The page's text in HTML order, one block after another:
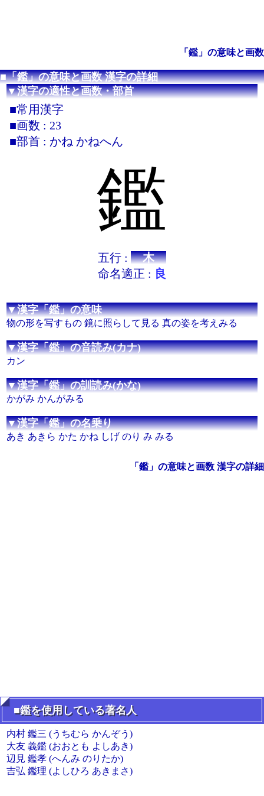
「鑑」の意味と画数
■「鑑」の意味と画数 漢字の詳細
▼漢字の適性と画数・部首
■常用漢字
■画数 : 23
■部首 : かね かねへん
鑑
五行 : 木
命名適正 : 良
▼漢字「鑑」の意味
物の形を写すもの 鏡に照らして見る 真の姿を考えみる
▼漢字「鑑」の音読み(カナ)
カン
▼漢字「鑑」の訓読み(かな)
かがみ かんがみる
▼漢字「鑑」の名乗り
あき あきら かた かね しげ のり み みる
「鑑」の意味と画数 漢字の詳細
■鑑を使用している著名人
内村 鑑三 (うちむら かんぞう)
大友 義鑑 (おおとも よしあき)
辺見 鑑孝 (へんみ のりたか)
吉弘 鑑理 (よしひろ あきまさ)